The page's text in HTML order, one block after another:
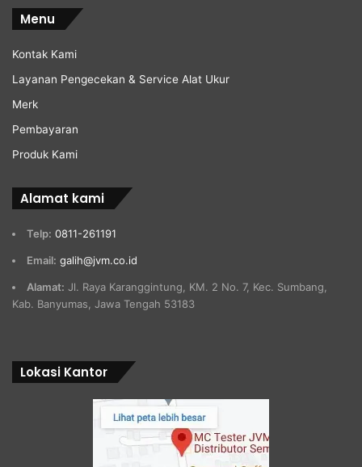
Menu
Kontak Kami
Layanan Pengecekan & Service Alat Ukur
Merk
Pembayaran
Produk Kami
Alamat kami
Telp: 0811-261191
Email: galih@jvm.co.id
Alamat: Jl. Raya Karanggintung, KM. 2 No. 7, Kec. Sumbang,
Kab. Banyumas, Jawa Tengah 53183
Lokasi Kantor